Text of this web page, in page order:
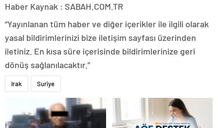
Haber Kaynak : SABAH.COM.TR
“Yayınlanan tüm haber ve diğer içerikler ile ilgili olarak
yasal bildirimlerinizi bize iletişim sayfası üzerinden
iletiniz. En kısa süre içerisinde bildirimlerinize geri
dönüş sağlanılacaktır.”
Irak Suriye